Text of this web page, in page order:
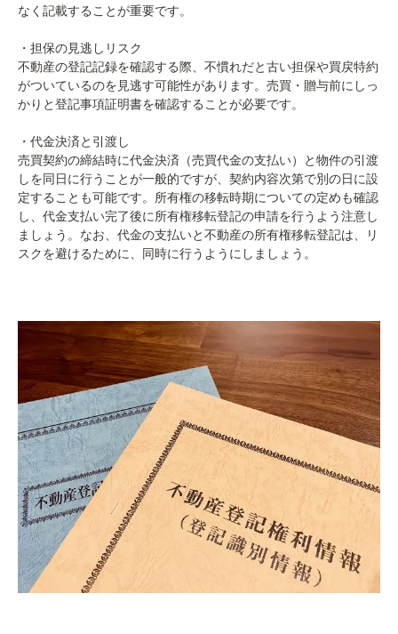
なく記載することが重要です。
・担保の見逃しリスク
不動産の登記記録を確認する際、不慣れだと古い担保や買戻特約
がついているのを見逃す可能性があります。売買・贈与前にしっ
かりと登記事項証明書を確認することが必要です。
・代金決済と引渡し
売買契約の締結時に代金決済（売買代金の支払い）と物件の引渡
しを同日に行うことが一般的ですが、契約内容次第で別の日に設
定することも可能です。所有権の移転時期についての定めも確認
し、代金支払い完了後に所有権移転登記の申請を行うよう注意し
ましょう。なお、代金の支払いと不動産の所有権移転登記は、リ
スクを避けるために、同時に行うようにしましょう。